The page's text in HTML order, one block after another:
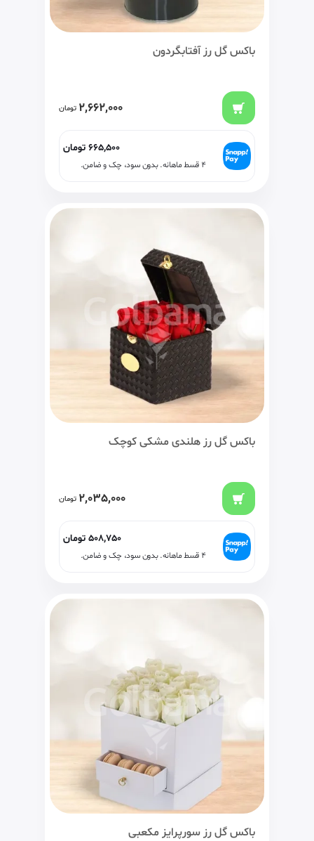
باکس گل رز آفتابگردون
2,662,000 تومان
665,500 تومان
۴ قسط ماهانه. بدون سود، چک و ضامن.
باکس گل رز هلندی مشکی کوچک
2,035,000 تومان
508,750 تومان
۴ قسط ماهانه. بدون سود، چک و ضامن.
باکس گل رز سورپرایز مکعبی